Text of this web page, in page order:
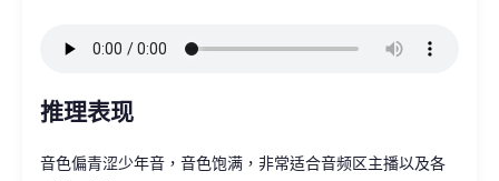
推理表现
音色偏青涩少年音，音色饱满，非常适合音频区主播以及各